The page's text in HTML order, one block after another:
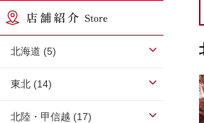
北海道 (5)
東北 (14)
北陸・甲信越 (17)